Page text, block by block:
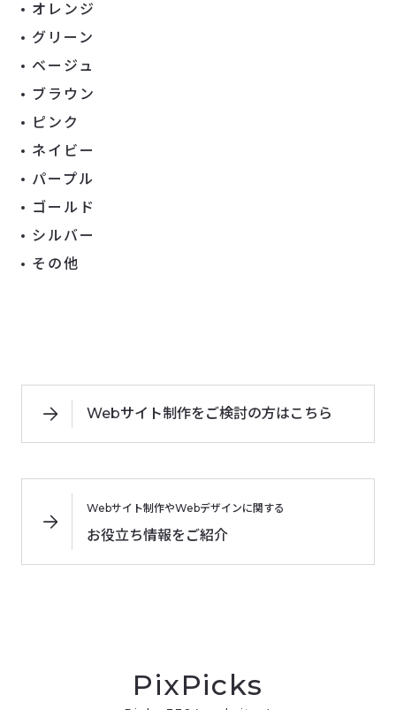
オレンジ
グリーン
ベージュ
ブラウン
ピンク
ネイビー
パープル
ゴールド
シルバー
その他
Webサイト制作をご検討の方はこちら
Webサイト制作やWebデザインに関する
お役立ち情報をご紹介
PixPicks